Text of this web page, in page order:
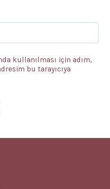
kullanılması için adım,
bu tarayıcıya